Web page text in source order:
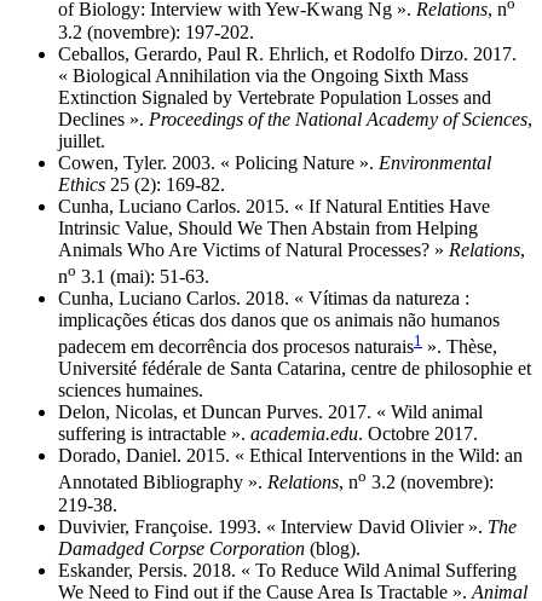
of Biology: Interview with Yew-Kwang Ng ». Relations, n
3.2 (novembre): 197‑202.
Ceballos, Gerardo, Paul R. Ehrlich, et Rodolfo Dirzo. 2017.
« Biological Annihilation via the Ongoing Sixth Mass
Extinction Signaled by Vertebrate Population Losses and
Declines ». Proceedings of the National Academy of Sciences,
juillet.
Cowen, Tyler. 2003. « Policing Nature ». Environmental
Ethics 25 (2): 169‑82.
Cunha, Luciano Carlos. 2015. « If Natural Entities Have
Intrinsic Value, Should We Then Abstain from Helping
Animals Who Are Victims of Natural Processes? » Relations,
no 3.1 (mai): 51‑63.
Cunha, Luciano Carlos. 2018. « Vítimas da natureza :
implicações éticas dos danos que os animais não humanos
padecem em decorrência dos procesos naturais1 ». Thèse,
Université fédérale de Santa Catarina, centre de philosophie et
sciences humaines.
Delon, Nicolas, et Duncan Purves. 2017. « Wild animal
suffering is intractable ». academia.edu. Octobre 2017.
Dorado, Daniel. 2015. « Ethical Interventions in the Wild: an
Annotated Bibliography ». Relations, no 3.2 (novembre):
219‑38.
Duvivier, Françoise. 1993. « Interview David Olivier ». The
Damadged Corpse Corporation (blog).
Eskander, Persis. 2018. « To Reduce Wild Animal Suffering
We Need to Find out if the Cause Area Is Tractable ». Animal